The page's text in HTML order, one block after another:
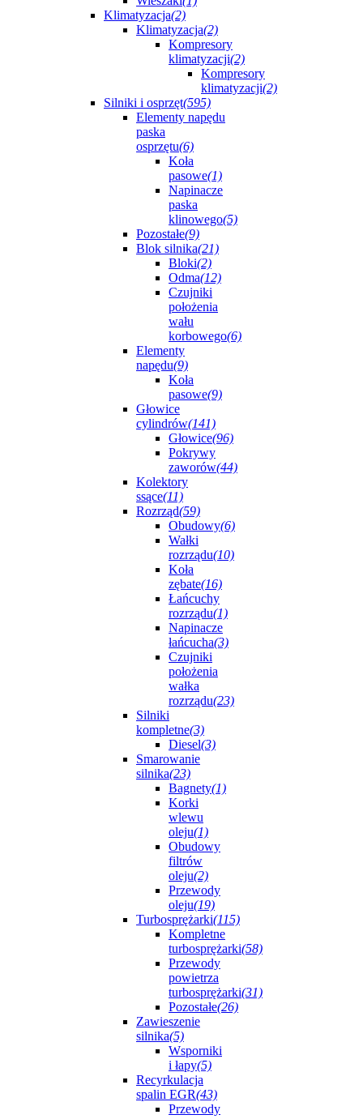
Klimatyzacja(2)
Klimatyzacja(2)
Kompresory
klimatyzacji(2)
Kompresory
klimatyzacji(2)
Silniki i osprzęt(595)
Elementy napędu
paska
osprzętu(6)
Koła
pasowe(1)
Napinacze
paska
klinowego(5)
Pozostałe(9)
Blok silnika(21)
Bloki(2)
Odma(12)
Czujniki
położenia
wału
korbowego(6)
Elementy
napędu(9)
Koła
pasowe(9)
Głowice
cylindrów(141)
Głowice(96)
Pokrywy
zaworów(44)
Kolektory
ssące(11)
Rozrząd(59)
Obudowy(6)
Wałki
rozrządu(10)
Koła
zębate(16)
Łańcuchy
rozrządu(1)
Napinacze
łańcucha(3)
Czujniki
położenia
wałka
rozrządu(23)
Silniki
kompletne(3)
Diesel(3)
Smarowanie
silnika(23)
Bagnety(1)
Korki
wlewu
oleju(1)
Obudowy
filtrów
oleju(2)
Przewody
oleju(19)
Turbosprężarki(115)
Kompletne
turbosprężarki(58)
Przewody
powietrza
turbosprężarki(31)
Pozostałe(26)
Zawieszenie
silnika(5)
Wsporniki
i łapy(5)
Recyrkulacja
spalin EGR(43)
Przewody